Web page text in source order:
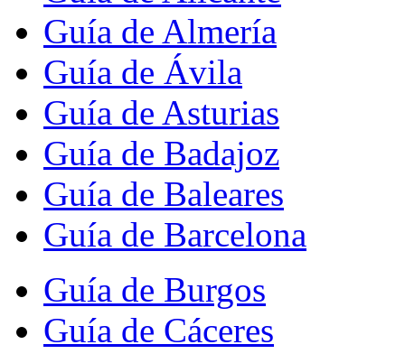
Guía de Almería
Guía de Ávila
Guía de Asturias
Guía de Badajoz
Guía de Baleares
Guía de Barcelona
Guía de Burgos
Guía de Cáceres